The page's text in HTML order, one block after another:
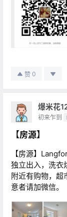
赞 0
爆米花
初来乍到
【房源】
【房源】
独立出入，洗衣
附近有购物，超
意者请加微信。